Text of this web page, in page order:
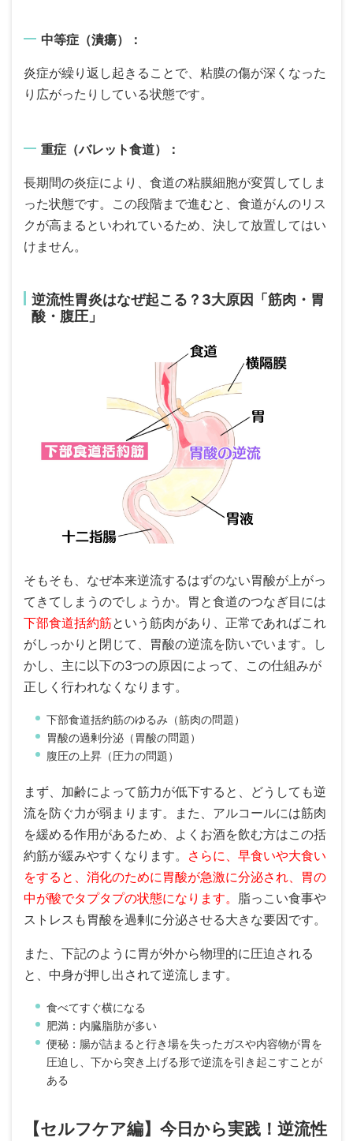
中等症（潰瘍）：
炎症が繰り返し起きることで、粘膜の傷が深くなった
り広がったりしている状態です。
重症（バレット食道）：
長期間の炎症により、食道の粘膜細胞が変質してしま
った状態です。この段階まで進むと、食道がんのリス
クが高まるといわれているため、決して放置してはい
けません。
逆流性胃炎はなぜ起こる？3大原因「筋肉・胃
酸・腹圧」
そもそも、なぜ本来逆流するはずのない胃酸が上がっ
てきてしまうのでしょうか。胃と食道のつなぎ目には
下部食道括約筋という筋肉があり、正常であればこれ
がしっかりと閉じて、胃酸の逆流を防いでいます。し
かし、主に以下の3つの原因によって、この仕組みが
正しく行われなくなります。
下部食道括約筋のゆるみ（筋肉の問題）
胃酸の過剰分泌（胃酸の問題）
腹圧の上昇（圧力の問題）
まず、加齢によって筋力が低下すると、どうしても逆
流を防ぐ力が弱まります。また、アルコールには筋肉
を緩める作用があるため、よくお酒を飲む方はこの括
約筋が緩みやすくなります。 さらに、早食いや大食い
をすると、消化のために胃酸が急激に分泌され、胃の
中が酸でタプタプの状態になります。 脂っこい食事や
ストレスも胃酸を過剰に分泌させる大きな要因です。
また、下記のように胃が外から物理的に圧迫される
と、中身が押し出されて逆流します。
食べてすぐ横になる
肥満：内臓脂肪が多い
便秘：腸が詰まると行き場を失ったガスや内容物が胃を
圧迫し、下から突き上げる形で逆流を引き起こすことが
ある
【セルフケア編】今日から実践！逆流性